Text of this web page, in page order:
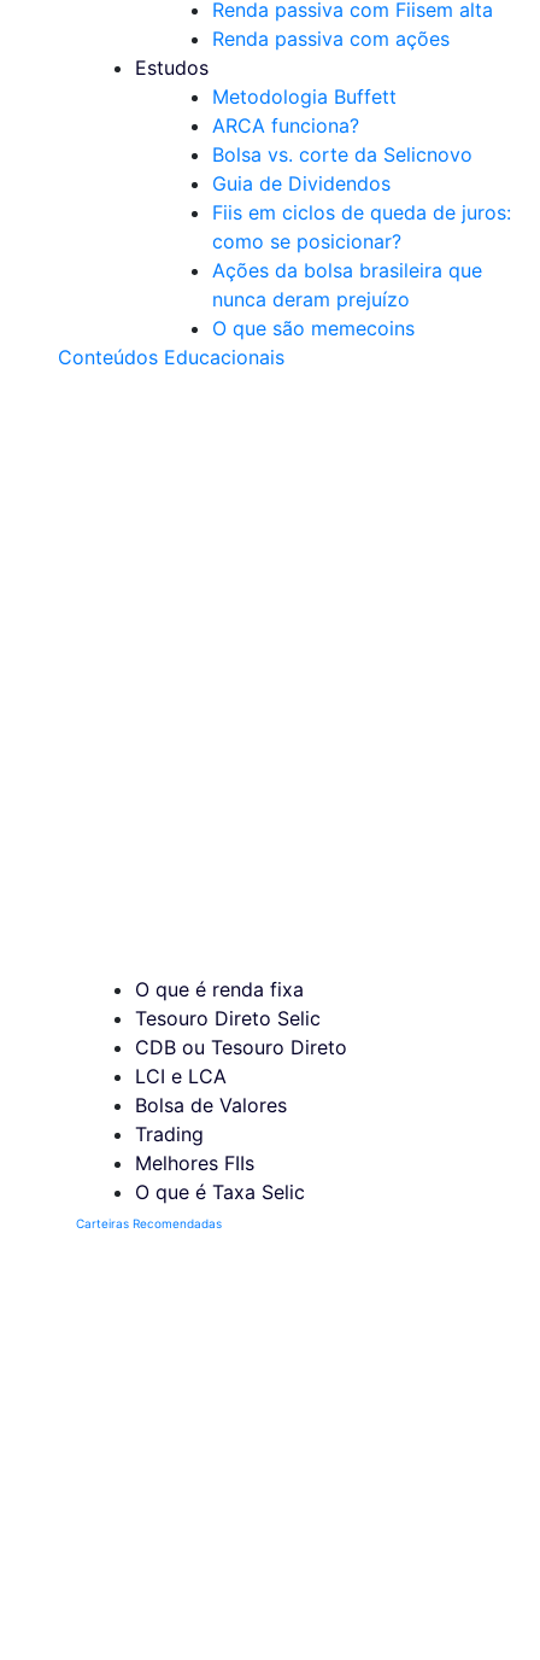
Renda passiva com Fiisem alta
Renda passiva com ações
Estudos
Metodologia Buffett
ARCA funciona?
Bolsa vs. corte da Selicnovo
Guia de Dividendos
Fiis em ciclos de queda de juros:
como se posicionar?
Ações da bolsa brasileira que
nunca deram prejuízo
O que são memecoins
Conteúdos Educacionais
O que é renda fixa
Tesouro Direto Selic
CDB ou Tesouro Direto
LCI e LCA
Bolsa de Valores
Trading
Melhores FIIs
O que é Taxa Selic
Carteiras Recomendadas